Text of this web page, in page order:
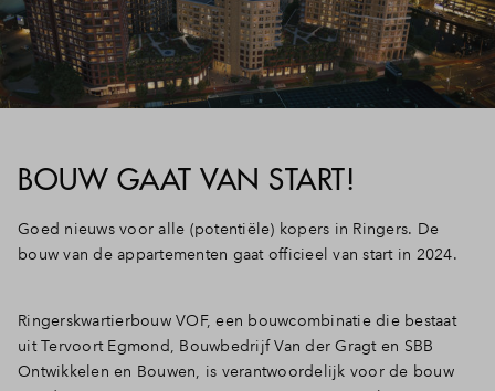
BOUW GAAT VAN START!
Goed nieuws voor alle (potentiële) kopers in Ringers. De
bouw van de appartementen gaat officieel van start in 2024.
Ringerskwartierbouw VOF, een bouwcombinatie die bestaat
uit Tervoort Egmond, Bouwbedrijf Van der Gragt en SBB
Ontwikkelen en Bouwen, is verantwoordelijk voor de bouw